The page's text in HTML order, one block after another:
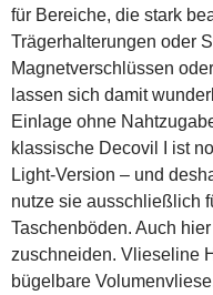
für Bereiche, die stark
Trägerhalterungen oder
Magnetverschlüssen
lassen sich damit
Einlage ohne
klassische Decovil I ist
Light-Version – und
nutze sie ausschließlich
Taschenböden. Auch
zuschneiden. Vlieseline
bügelbare